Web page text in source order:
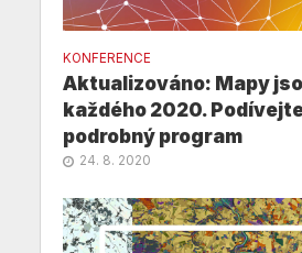
KONFERENCE
Aktualizováno: Mapy
každého 2020.
podrobný program
24. 8. 2020